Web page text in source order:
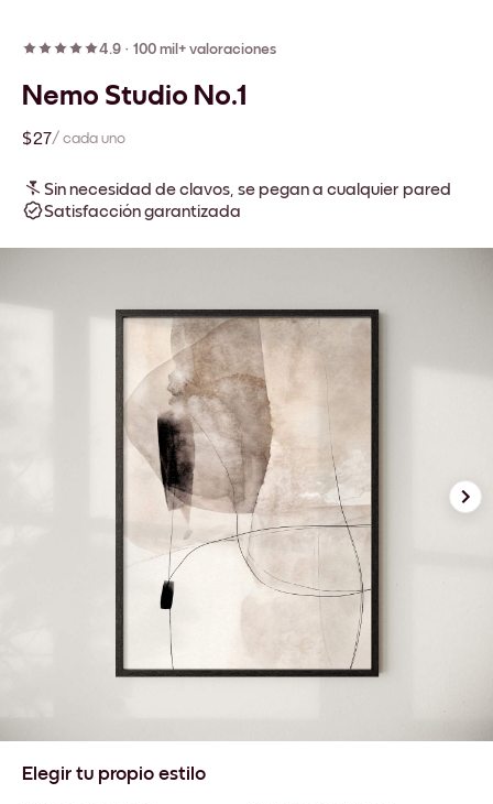
4.9 · 100 mil+ valoraciones
Nemo Studio No.1
$27/ cada uno
Sin necesidad de clavos, se pegan a cualquier pared
Satisfacción garantizada
Elegir tu propio estilo